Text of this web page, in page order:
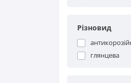
Різновид
глянцева